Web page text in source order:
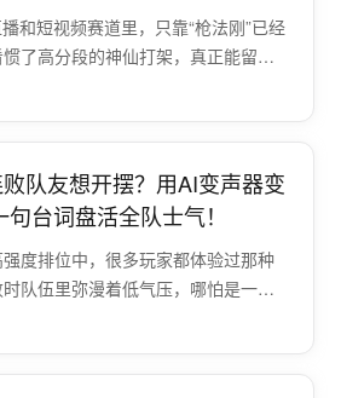
和短视频赛道里，只靠“枪法刚”已经
了高分段的神仙打架，真正能留住
“节目效果”和“个人特色”。 很多技术
频切片···
队友想开摆？用AI变声器变
台词盘活全队士气！
度排位中，很多玩家都体验过那种
队伍里弥漫着低气压，哪怕是一个
友之间的互相埋怨和摆烂。枪法可
面对高压的赛场，很多···